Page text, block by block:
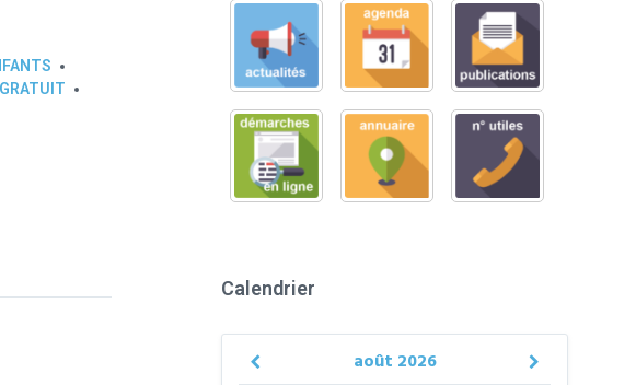
GRATUIT
Calendrier
août 2026
Previous
Next